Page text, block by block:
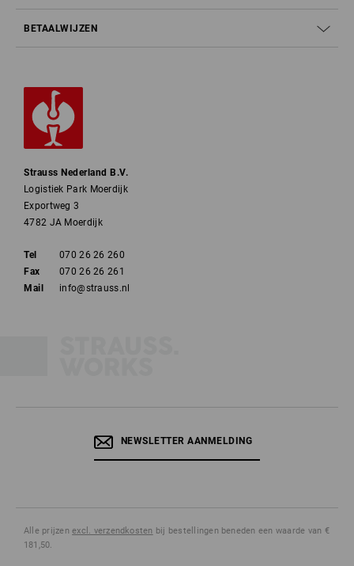
BETAALWIJZEN
Strauss Nederland B.V.
Logistiek Park Moerdijk
Exportweg 3
4782 JA Moerdijk
Tel
070 26 26 260
Fax
070 26 26 261
Mail
info@strauss.nl
NEWSLETTER AANMELDING
Alle prijzenexcl. verzendkosten bij bestellingen beneden een waarde van €
181,50.